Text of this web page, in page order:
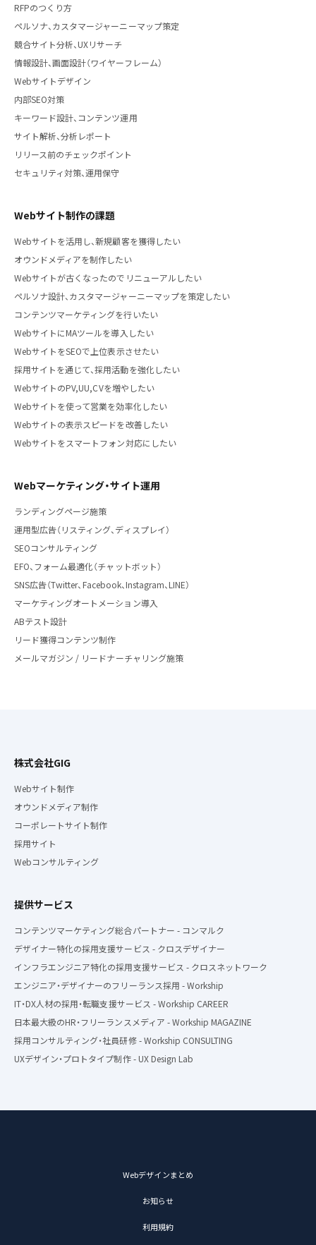
RFPのつくり方
ペルソナ、カスタマージャーニーマップ策定
競合サイト分析、UXリサーチ
情報設計、画面設計（ワイヤーフレーム）
Webサイトデザイン
内部SEO対策
キーワード設計、コンテンツ運用
サイト解析、分析レポート
リリース前のチェックポイント
セキュリティ対策、運用保守
Webサイト制作の課題
Webサイトを活用し、新規顧客を獲得したい
オウンドメディアを制作したい
Webサイトが古くなったのでリニューアルしたい
ペルソナ設計、カスタマージャーニーマップを策定したい
コンテンツマーケティングを行いたい
WebサイトにMAツールを導入したい
WebサイトをSEOで上位表示させたい
採用サイトを通じて、採用活動を強化したい
WebサイトのPV,UU,CVを増やしたい
Webサイトを使って営業を効率化したい
Webサイトの表示スピードを改善したい
Webサイトをスマートフォン対応にしたい
Webマーケティング・サイト運用
ランディングページ施策
運用型広告（リスティング、ディスプレイ）
SEOコンサルティング
EFO、フォーム最適化（チャットボット）
SNS広告（Twitter、Facebook、Instagram、LINE）
マーケティングオートメーション導入
ABテスト設計
リード獲得コンテンツ制作
メールマガジン / リードナーチャリング施策
株式会社GIG
Webサイト制作
オウンドメディア制作
コーポレートサイト制作
採用サイト
Webコンサルティング
提供サービス
コンテンツマーケティング総合パートナー - コンマルク
デザイナー特化の採用支援サービス - クロスデザイナー
インフラエンジニア特化の採用支援サービス - クロスネットワーク
エンジニア・デザイナーのフリーランス採用 - Workship
IT・DX人材の採用・転職支援サービス - Workship CAREER
日本最大級のHR・フリーランスメディア - Workship MAGAZINE
採用コンサルティング・社員研修 - Workship CONSULTING
UXデザイン・プロトタイプ制作 - UX Design Lab
Webデザインまとめ
お知らせ
利用規約